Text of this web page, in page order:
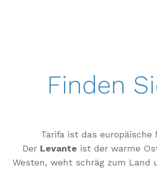
Finden
Tarifa ist das
Der Levante ist der warme
Westen, weht schräg zum Land